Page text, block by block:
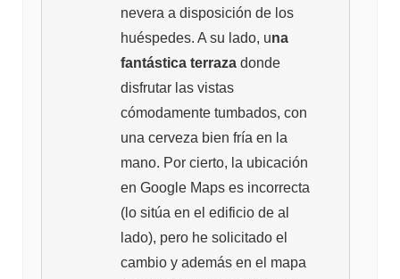
nevera a disposición de los
huéspedes. A su lado, una
fantástica terrazadonde
disfrutar las vistas
cómodamente tumbados, con
una cerveza bien fría en la
mano. Por cierto, la ubicación
en Google Maps es incorrecta
(lo sitúa en el edificio de al
lado), pero he solicitado el
cambio y además en el mapa